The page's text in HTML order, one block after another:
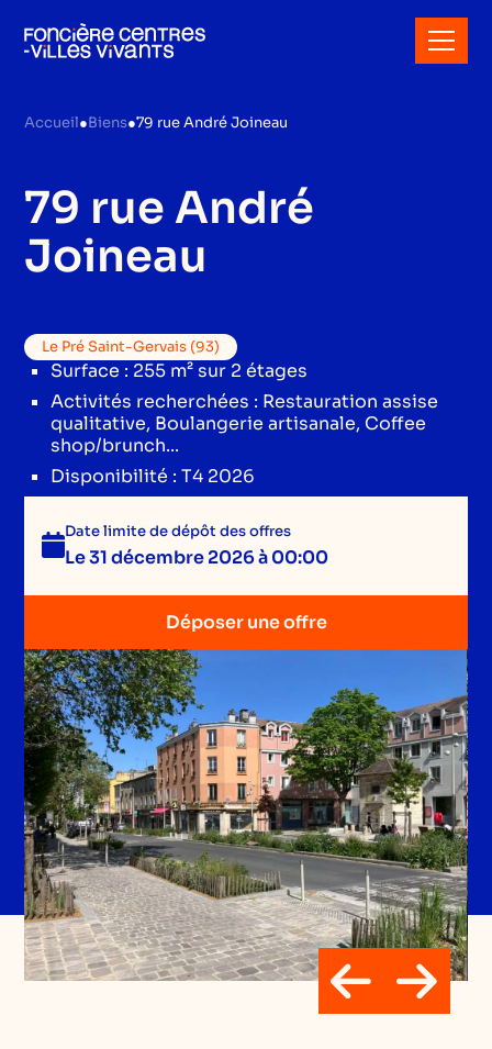
Accueil●Biens●79 rue André Joineau
79 rue André
Joineau
Le Pré Saint-Gervais (93)
Surface : 255 m² sur 2 étages
Activités recherchées : Restauration assise
qualitative, Boulangerie artisanale, Coffee
shop/brunch...
Disponibilité : T4 2026
Date limite de dépôt des offres
Le 31 décembre 2026 à 00:00
Déposer une offre
Déposer une offre